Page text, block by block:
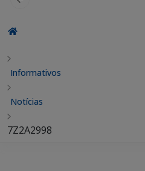
Informativos
Notícias
7Z2A2998